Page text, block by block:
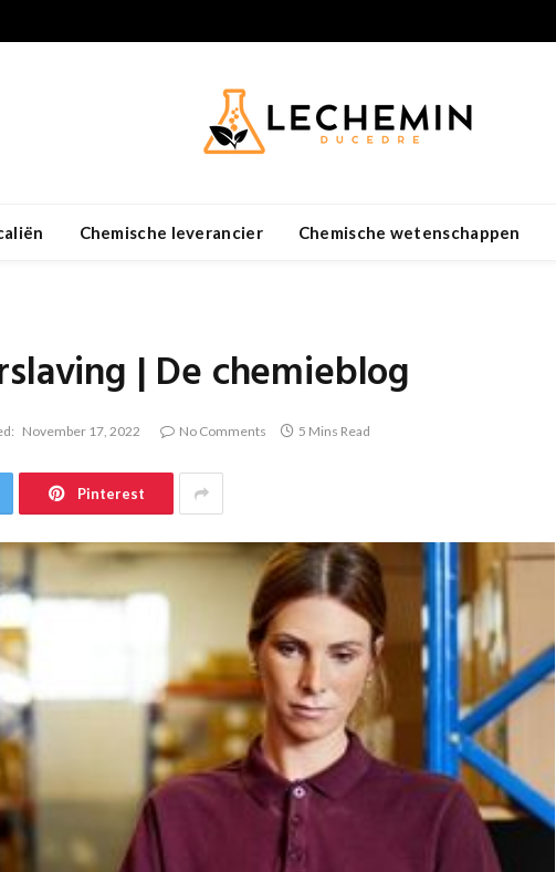
Chemische leverancier Chemische wetenschappen
| De chemieblog
November 17, 2022 No Comments 5 Mins Read
Pinterest